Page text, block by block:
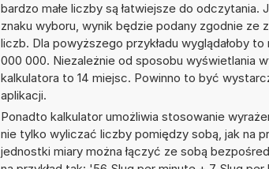
bardzo małe liczby są łatwiejsze do
znaku wyboru, wynik będzie podany zgodnie ze
liczb. Dla powyższego przykładu wyglądałoby
000 000. Niezależnie od sposobu wyświetlania
kalkulatora to 14 miejsc. Powinno to być
aplikacji.
Ponadto kalkulator umożliwia stosowanie
nie tylko wyliczać liczby pomiędzy sobą, jak na
jednostki miary można łączyć ze sobą